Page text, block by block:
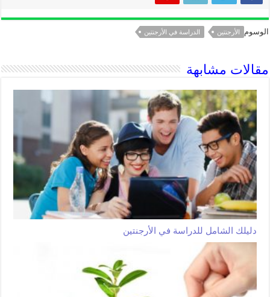
الوسوم الأرجنتين الدراسة في الأرجنتين
مقالات مشابهة
دليلك الشامل للدراسة في الأرجنتين